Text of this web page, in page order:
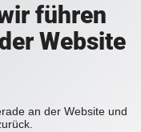
führen
Website
an der Website und